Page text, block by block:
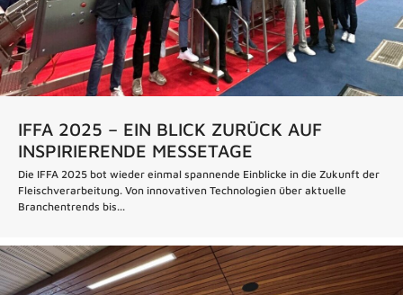
IFFA 2025 – EIN BLICK ZURÜCK AUF
INSPIRIERENDE MESSETAGE
Die IFFA 2025 bot wieder einmal spannende Einblicke in die Zukunft der
Fleischverarbeitung. Von innovativen Technologien über aktuelle
Branchentrends bis...